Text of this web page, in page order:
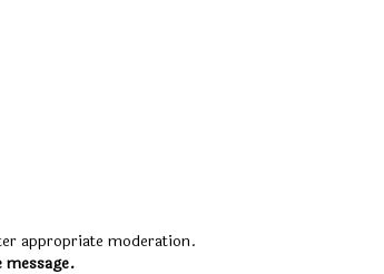
appropriate moderation.
message.